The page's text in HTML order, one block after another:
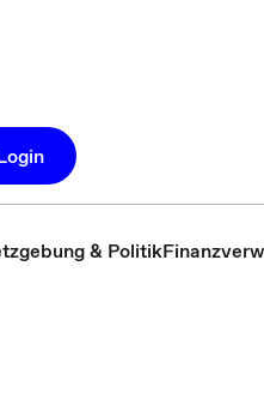
& Politik